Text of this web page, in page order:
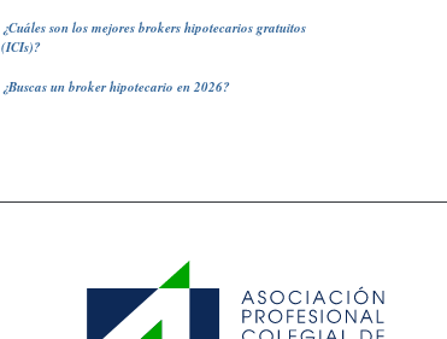
¿Cuáles son los mejores brokers hipotecarios gratuitos
(ICIs)?
¿Buscas un broker hipotecario en 2026?